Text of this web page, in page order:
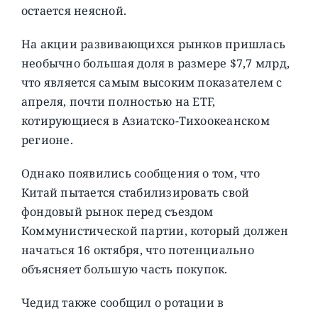
остается неясной.
На акции развивающихся рынков пришлась
необычно большая доля в размере $7,7 млрд,
что является самым высоким показателем с
апреля, почти полностью на ETF,
котирующиеся в Азиатско-Тихоокеанском
регионе.
Однако появились сообщения о том, что
Китай пытается стабилизировать свой
фондовый рынок перед съездом
Коммунистической партии, который должен
начаться 16 октября, что потенциально
объясняет большую часть покупок.
Чедид также сообщил о ротации в